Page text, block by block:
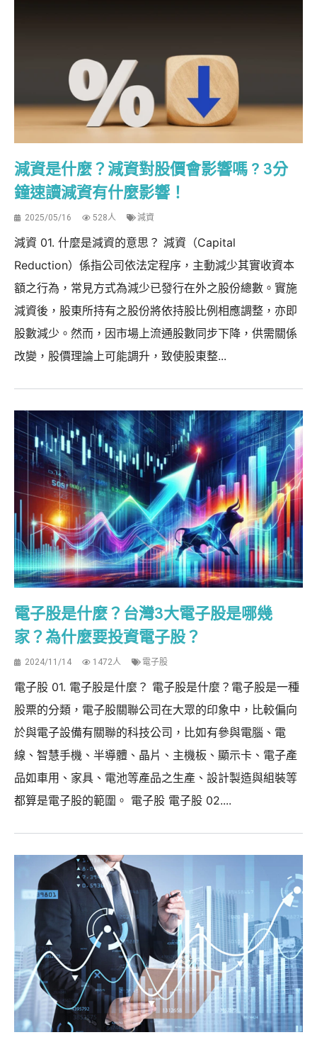
減資是什麼？減資對股價會影響嗎 ? 3分
鐘速讀減資有什麼影響！
2025/05/16 528人 減資
減資 01. 什麼是減資的意思？ 減資（Capital
Reduction）係指公司依法定程序，主動減少其實收資本
額之行為，常見方式為減少已發行在外之股份總數。實施
減資後，股東所持有之股份將依持股比例相應調整，亦即
股數減少。然而，因市場上流通股數同步下降，供需關係
改變，股價理論上可能調升，致使股東整...
電子股是什麼？台灣3大電子股是哪幾
家？為什麼要投資電子股？
2024/11/14 1472人 電子股
電子股 01. 電子股是什麼？ 電子股是什麼？電子股是一種
股票的分類，電子股關聯公司在大眾的印象中，比較偏向
於與電子設備有關聯的科技公司，比如有參與電腦、電
線、智慧手機、半導體、晶片、主機板、顯示卡、電子產
品如車用、家具、電池等產品之生產、設計製造與組裝等
都算是電子股的範圍。 電子股 電子股 02....